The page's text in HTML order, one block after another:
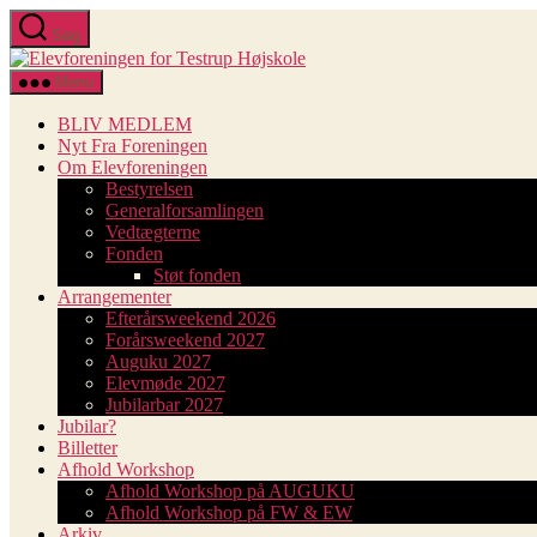
Spring
til
indholdet
Søg
Elevforeningen
Menu
BLIV MEDLEM
Nyt Fra Foreningen
Om Elevforeningen
Bestyrelsen
Generalforsamlingen
Vedtægterne
Fonden
Støt fonden
Arrangementer
Efterårsweekend 2026
Forårsweekend 2027
Auguku 2027
Elevmøde 2027
Jubilarbar 2027
Jubilar?
Billetter
Afhold Workshop
Afhold Workshop på AUGUKU
Afhold Workshop på FW & EW